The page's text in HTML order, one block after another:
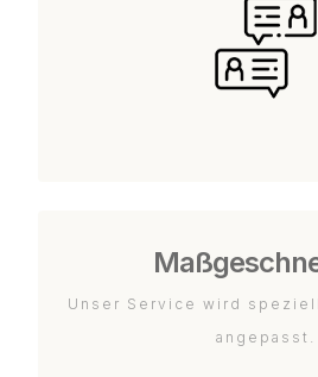
Unser Service wird
angepasst.